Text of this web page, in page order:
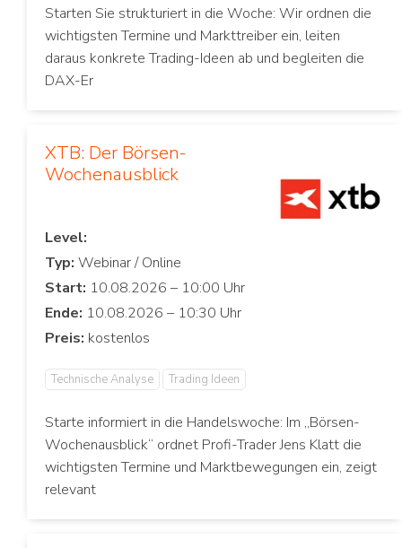
Starten Sie strukturiert in die Woche: Wir ordnen die
wichtigsten Termine und Markttreiber ein, leiten
daraus konkrete Trading-Ideen ab und begleiten die
DAX-Er
XTB: Der Börsen-
Wochenausblick
Level:
Typ:
Start:
Ende:
Preis:
Technische Analyse Trading Ideen
Starte informiert in die Handelswoche: Im „Börsen-
Wochenausblick“ ordnet Profi-Trader Jens Klatt die
wichtigsten Termine und Marktbewegungen ein, zeigt
relevant